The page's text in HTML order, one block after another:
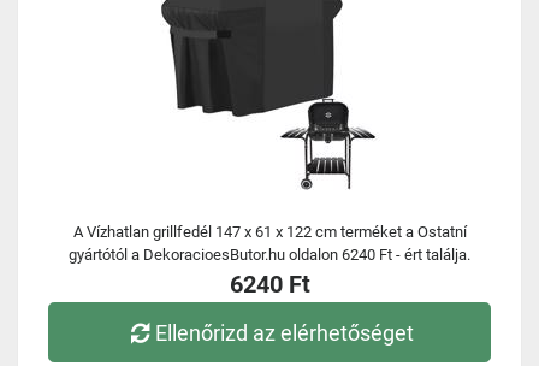
A Vízhatlan grillfedél 147 x 61 x 122 cm terméket a Ostatní
gyártótól a DekoracioesButor.hu oldalon 6240 Ft - ért találja.
6240 Ft
Ellenőrizd az elérhetőséget